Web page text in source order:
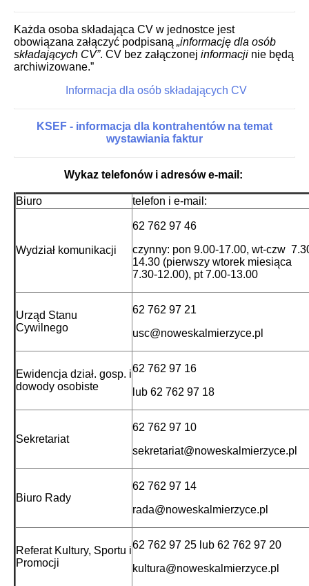
Każda osoba składająca CV w jednostce jest
obowiązana załączyć podpisaną „informację dla osób
składających CV”. CV bez załączonej informacji nie będą
archiwizowane.”
Informacja dla osób składających CV
KSEF - informacja dla kontrahentów na temat
wystawiania faktur
Wykaz telefonów i adresów e-mail:
Biuro telefon i e-mail:
Wydział komunikacji
62 762 97 46
czynny: pon 9.00-17.00, wt-czw
14.30 (pierwszy wtorek miesiąca
7.30-12.00), pt 7.00-13.00
Urząd Stanu
Cywilnego
62 762 97 21
usc@noweskalmierzyce.pl
Ewidencja dział. gosp. i
dowody osobiste
62 762 97 16
lub 62 762 97 18
Sekretariat
62 762 97 10
sekretariat@noweskalmierzyce.pl
Biuro Rady
62 762 97 14
rada@noweskalmierzyce.pl
Referat Kultury, Sportu i
Promocji
62 762 97 25 lub 62 762 97 20
kultura@noweskalmierzyce.pl